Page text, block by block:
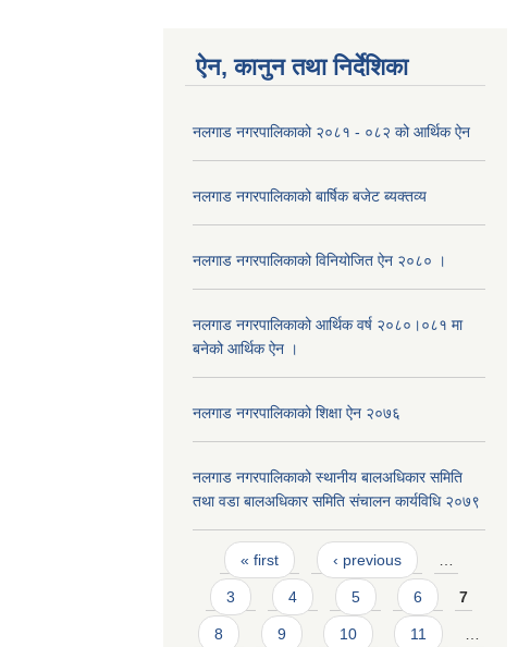
ऐन, कानुन तथा निर्देशिका
नलगाड नगरपालिकाको २०८१ - ०८२ को आर्थिक ऐन
नलगाड नगरपालिकाको बार्षिक बजेट ब्यक्तव्य
नलगाड नगरपालिकाको विनियोजित ऐन २०८० ।
नलगाड नगरपालिकाको आर्थिक वर्ष २०८०।०८१ मा
बनेको आर्थिक ऐन ।
नलगाड नगरपालिकाको शिक्षा ऐन २०७६
नलगाड नगरपालिकाको स्थानीय बालअधिकार समिति
तथा वडा बालअधिकार समिति संचालन कार्यविधि २०७९
Pages
« first ‹ previous
3 4 5 6 7
8 9 10 11